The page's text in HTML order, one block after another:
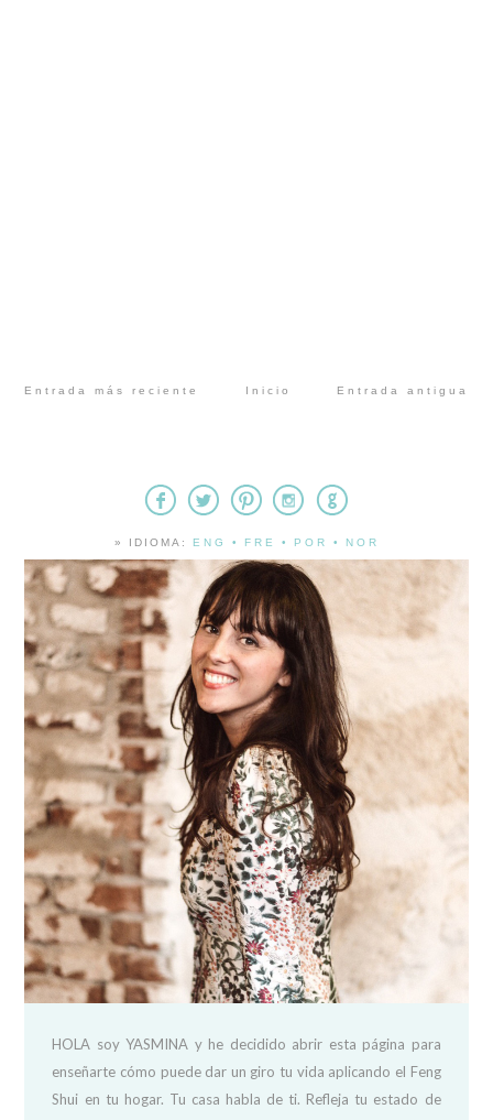
Entrada más reciente Entrada antigua
Inicio
» IDIOMA: ENG • FRE • POR • NOR
HOLA soy YASMINA y he decidido abrir esta página para
enseñarte cómo puede dar un giro tu vida aplicando el Feng
Shui en tu hogar. Tu casa habla de ti. Refleja tu estado de